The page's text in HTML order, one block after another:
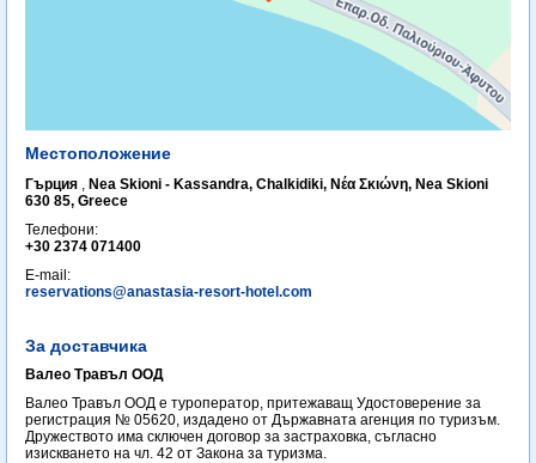
Местоположение
Гърция , Nea Skioni - Kassandra, Chalkidiki, Νέα Σκιώνη, Nea Skioni
630 85, Greece
Телефони:
+30 2374 071400
E-mail:
reservations@anastasia-resort-hotel.com
За доставчика
Валео Травъл ООД
Валео Травъл ООД е туроператор, притежаващ Удостоверение за
регистрация № 05620, издадено от Държавната агенция по туризъм.
Дружеството има сключен договор за застраховка, съгласно
изискването на чл. 42 от Закона за туризма.